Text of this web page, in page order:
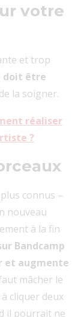
votre
et trop
doit être
la soigner.
réaliser
?
connus –
nouveau
à la fin
Bandcamp
et augmente
mâcher le
cliquer deux
il pourrait ne